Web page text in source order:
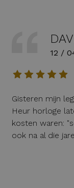
12 /
Gisteren mijn
Heur horloge
kosten waren:
ook na al die